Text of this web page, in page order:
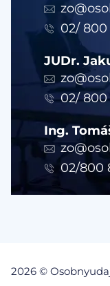
02/
JUDr.
02/
Ing.
02/800
2026 ©